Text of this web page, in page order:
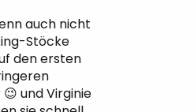
auch nicht
Stöcke
den ersten
und Virginie